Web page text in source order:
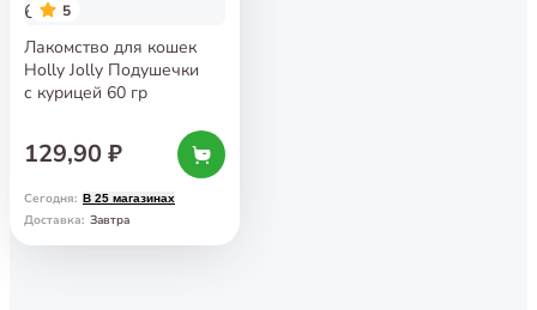
5
Лакомство для кошек
Holly Jolly Подушечки
с курицей 60 гр
129,90 ₽
Сегодня: В 25 магазинах
Доставка: Завтра